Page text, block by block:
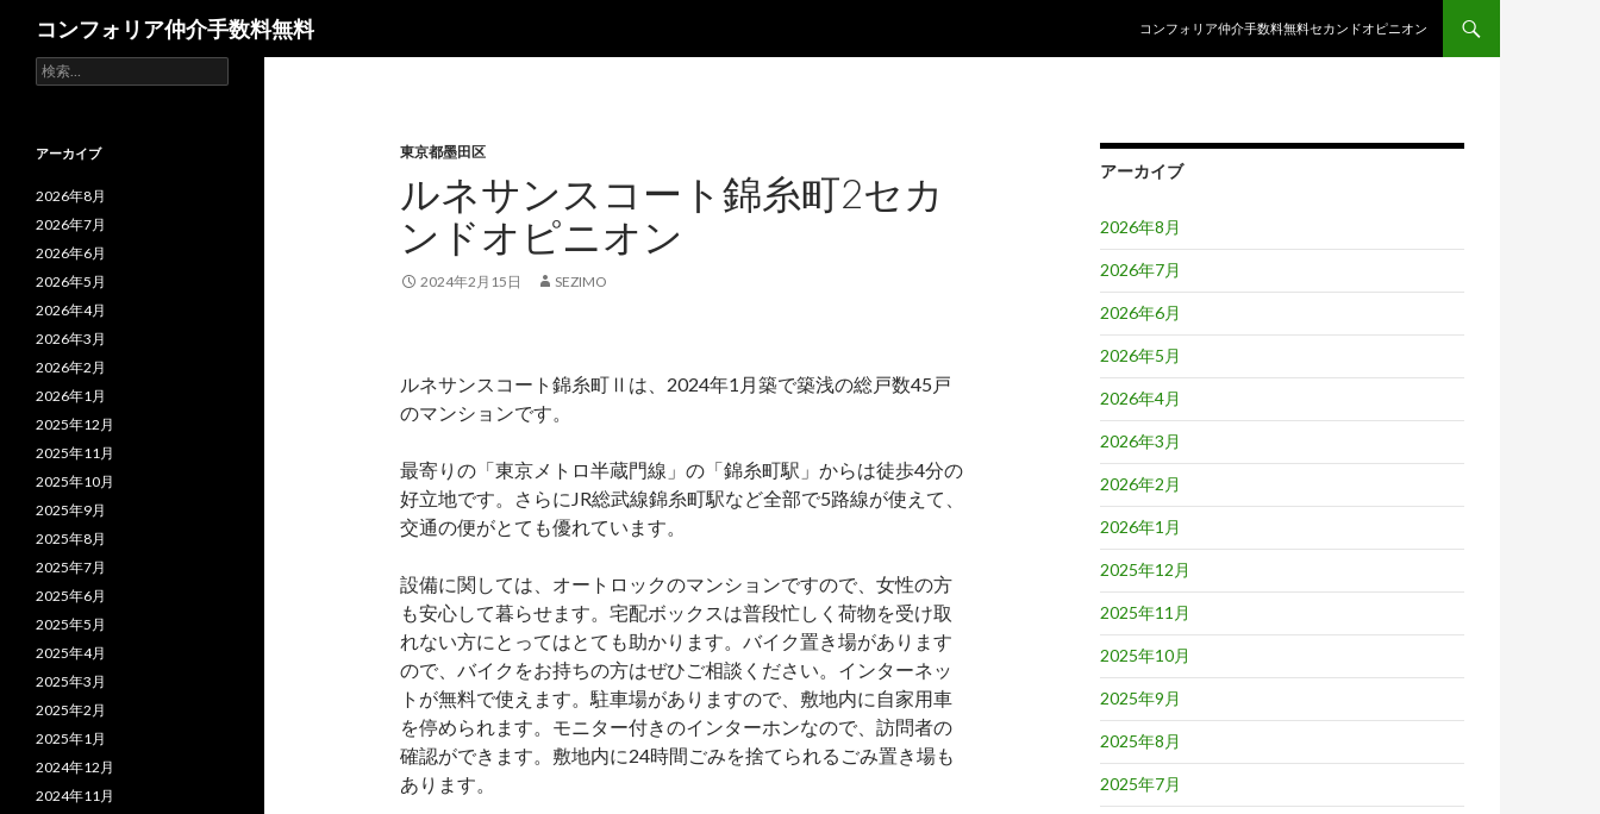
コンフォリア仲介手数料無料
コンフォリア仲介手数料無料セカンドオピニオン
東京都墨田区
ルネサンスコート錦糸町2セカ
ンドオピニオン
2024年2月15日 SEZIMO
ルネサンスコート錦糸町Ⅱは、2024年1月築で築浅の総戸数45戸
のマンションです。
最寄りの「東京メトロ半蔵門線」の「錦糸町駅」からは徒歩4分の
好立地です。さらにJR総武線錦糸町駅など全部で5路線が使えて、
交通の便がとても優れています。
設備に関しては、オートロックのマンションですので、女性の方
も安心して暮らせます。宅配ボックスは普段忙しく荷物を受け取
れない方にとってはとても助かります。バイク置き場があります
ので、バイクをお持ちの方はぜひご相談ください。インターネッ
トが無料で使えます。駐車場がありますので、敷地内に自家用車
を停められます。モニター付きのインターホンなので、訪問者の
確認ができます。敷地内に24時間ごみを捨てられるごみ置き場も
あります。
アーカイブ
2026年8月
2026年7月
2026年6月
2026年5月
2026年4月
2026年3月
2026年2月
2026年1月
2025年12月
2025年11月
2025年10月
2025年9月
2025年8月
2025年7月
検
索:
アーカイブ
2026年8月
2026年7月
2026年6月
2026年5月
2026年4月
2026年3月
2026年2月
2026年1月
2025年12月
2025年11月
2025年10月
2025年9月
2025年8月
2025年7月
2025年6月
2025年5月
2025年4月
2025年3月
2025年2月
2025年1月
2024年12月
2024年11月